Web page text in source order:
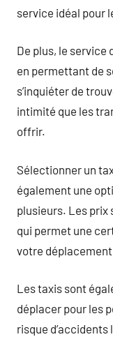
service idéal pour
De plus, le service
en permettant de
s’inquiéter de
intimité que les
offrir.
Sélectionner un
également une
plusieurs. Les prix
qui permet une
votre
Les taxis sont
déplacer pour les
risque d’accidents